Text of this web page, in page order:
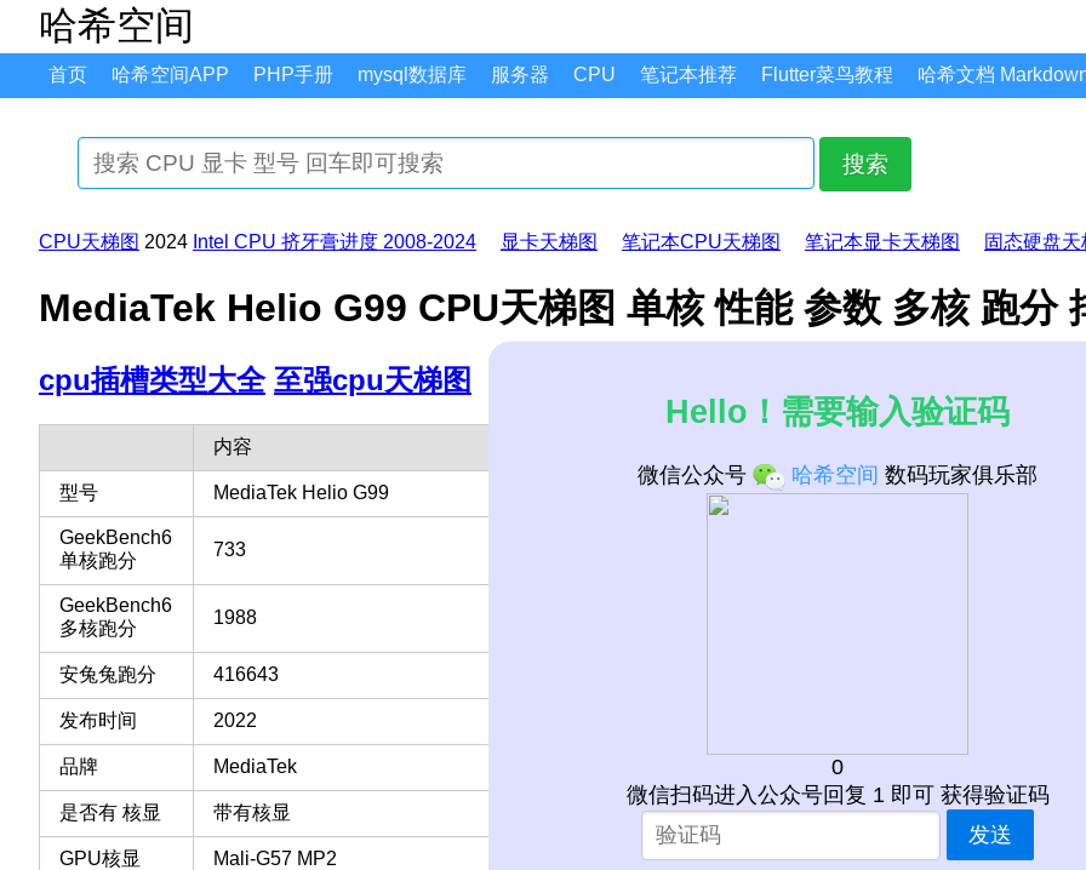
哈希空间
首页 哈希空间APP PHP手册 mysql数据库 服务器 CPU 笔记本推荐 Flutter菜鸟教程 哈希文档
搜索
CPU天梯图 2024 Intel CPU 挤牙膏进度 2008-2024 显卡天梯图 笔记本CPU天梯图 笔记本显卡天梯图 固态硬盘天
MediaTek Helio G99 CPU天梯图 单核 性能 参数 多核 跑分
cpu插槽类型大全 至强cpu天梯图
内容
型号 MediaTek Helio G99
GeekBench6
单核跑分
733
GeekBench6
多核跑分
1988
安兔兔跑分 416643
发布时间 2022
品牌 MediaTek
是否有 核显 带有核显
GPU核显 Mali-G57 MP2
Hello！需要输入验证码
微信公众号 哈希空间 数码玩家俱乐部
0
微信扫码进入公众号回复 1 即可 获得验证码
发送